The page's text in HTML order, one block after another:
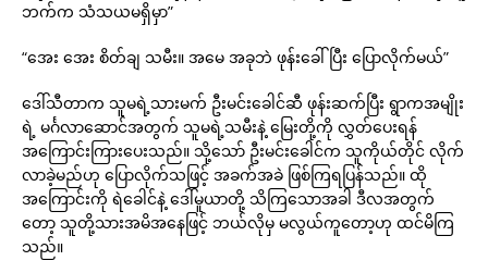
ဘက်က သံသယမရှိမှာ”
“အေး အေး စိတ်ချ သမီး။ အမေ အခုဘဲ ဖုန်းခေါ်ပြီး ပြောလိုက်မယ်”
ဒေါ်သီတာက သူမရဲ့သားမက် ဦးမင်းခေါင်ဆီ ဖုန်းဆက်ပြီး ရွာကအမျိုး
ရဲ့ မင်္ဂလာဆောင်အတွက် သူမရဲ့သမီးနဲ့ မြေးတို့ကို လွှတ်ပေးရန်
အကြောင်းကြားပေးသည်။ သို့သော် ဦးမင်းခေါင်က သူကိုယ်တိုင် လိုက်
လာခဲ့မည်ဟု ပြောလိုက်သဖြင့် အခက်အခဲ ဖြစ်ကြရပြန်သည်။ ထို
အကြောင်းကို ရဲခေါင်နဲ့ ဒေါ်မူယာတို့ သိကြသောအခါ ဒီလအတွက်
တော့ သူတို့သားအမိအနေဖြင့် ဘယ်လိုမှ မလွယ်ကူတော့ဟု ထင်မိကြ
သည်။